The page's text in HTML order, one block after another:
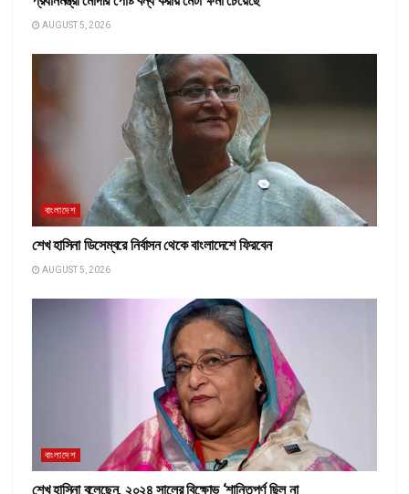
AUGUST 5, 2026
বাংলাদেশ
শেখ হাসিনা ডিসেম্বরে নির্বাসন থেকে বাংলাদেশে ফিরবেন
AUGUST 5, 2026
বাংলাদেশ
শেখ হাসিনা বলেছেন, ২০২৪ সালের বিক্ষোভ ‘শান্তিপূর্ণ ছিল না